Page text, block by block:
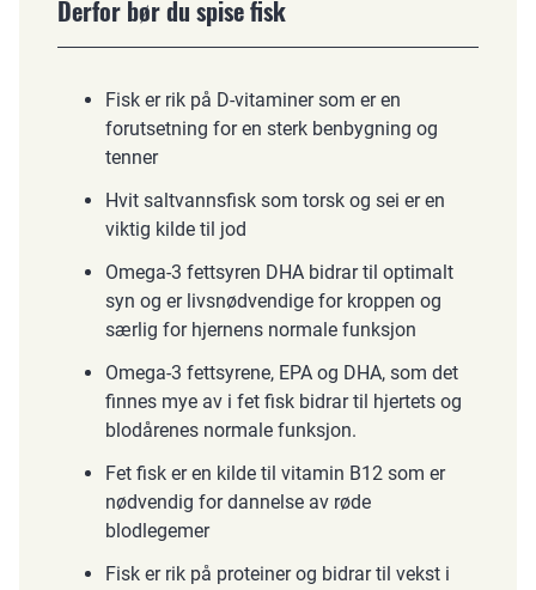
Derfor bør du spise fisk
Fisk er rik på D-vitaminer som er en
forutsetning for en sterk benbygning og
tenner
Hvit saltvannsfisk som torsk og sei er en
viktig kilde til jod
Omega-3 fettsyren DHA bidrar til optimalt
syn og er livsnødvendige for kroppen og
særlig for hjernens normale funksjon
Omega-3 fettsyrene, EPA og DHA, som det
finnes mye av i fet fisk bidrar til hjertets og
blodårenes normale funksjon.
Fet fisk er en kilde til vitamin B12 som er
nødvendig for dannelse av røde
blodlegemer
Fisk er rik på proteiner og bidrar til vekst i